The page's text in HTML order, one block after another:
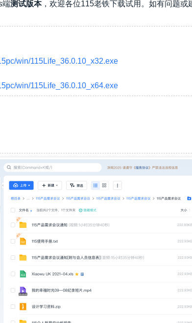
端测试版本，欢迎各位115老铁下载试用。如有问题或
win/115Life_36.0.10_x32.exe
win/115Life_36.0.10_x64.exe